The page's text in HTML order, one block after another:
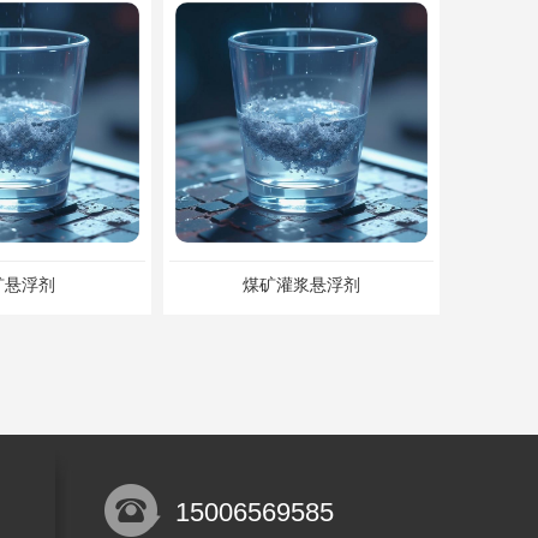
悬浮剂 煤矿灌浆悬浮剂
15006569585